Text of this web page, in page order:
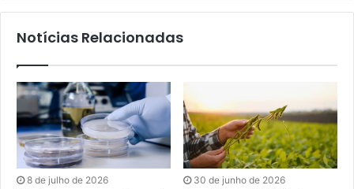
Notícias Relacionadas
8 de julho de 2026 30 de junho de 2026